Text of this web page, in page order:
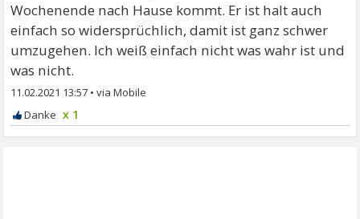
Wochenende nach Hause kommt. Er ist halt auch
einfach so widersprüchlich, damit ist ganz schwer
umzugehen. Ich weiß einfach nicht was wahr ist und
was nicht.
11.02.2021 13:57 •
x 1